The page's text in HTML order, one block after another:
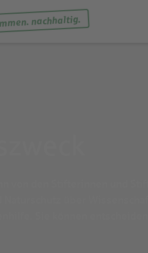
nachhaltig.